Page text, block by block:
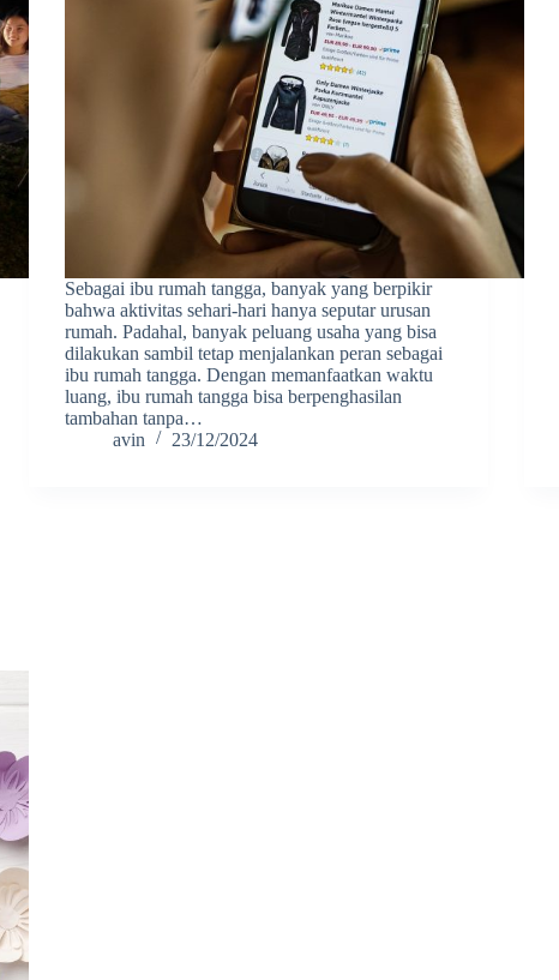
Sebagai ibu rumah tangga, banyak yang berpikir
bahwa aktivitas sehari-hari hanya seputar urusan
rumah. Padahal, banyak peluang usaha yang bisa
dilakukan sambil tetap menjalankan peran sebagai
ibu rumah tangga. Dengan memanfaatkan waktu
luang, ibu rumah tangga bisa berpenghasilan
tambahan tanpa…
avin
23/12/2024